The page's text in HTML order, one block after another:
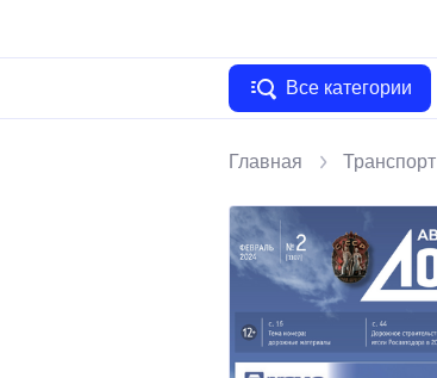
Все категории
Главная Транспорт